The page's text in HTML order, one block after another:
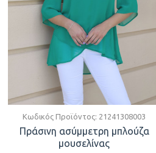
Κωδικός Προϊόντος: 21241308003
Πράσινη ασύμμετρη μπλούζα
μουσελίνας